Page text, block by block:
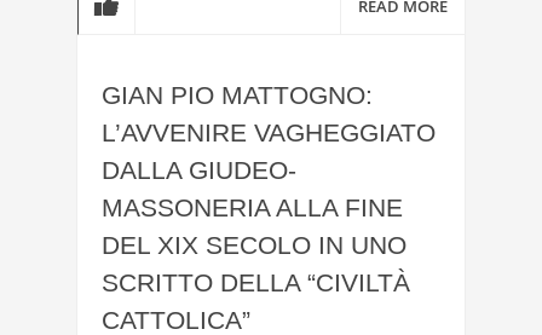
READ MORE
GIAN PIO MATTOGNO:
L’AVVENIRE VAGHEGGIATO
DALLA GIUDEO-
MASSONERIA ALLA FINE
DEL XIX SECOLO IN UNO
SCRITTO DELLA “CIVILTÀ
CATTOLICA”